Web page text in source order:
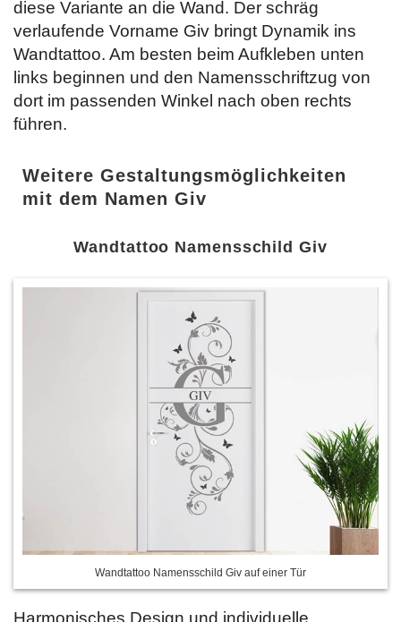
diese Variante an die Wand. Der schräg
verlaufende Vorname Giv bringt Dynamik ins
Wandtattoo. Am besten beim Aufkleben unten
links beginnen und den Namensschriftzug von
dort im passenden Winkel nach oben rechts
führen.
Weitere Gestaltungsmöglichkeiten
mit dem Namen Giv
Wandtattoo Namensschild Giv
Wandtattoo Namensschild Giv auf einer Tür
Harmonisches Design und individuelle